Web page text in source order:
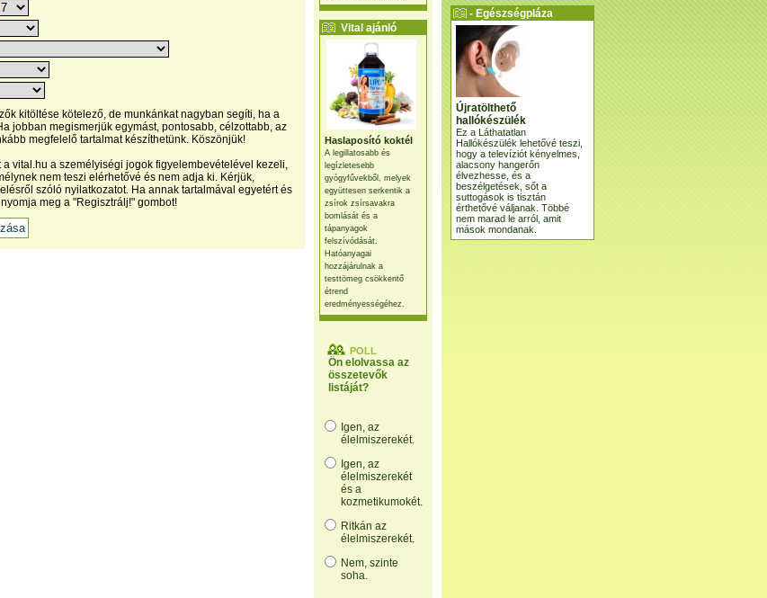
Vital ajánló
Haslaposító koktél
A legillatosabb és
legízletesebb
gyógyfűvekből, melyek
együttesen serkentik a
zsírok zsírsavakra
bomlását és a
tápanyagok
felszívódását.
Hatóanyagai
hozzájárulnak a
testtömeg csökkentő
étrend
eredményességéhez.
POLL
Ön elolvassa az
összetevők
listáját?
Igen, az
élelmiszerekét.
Igen, az
élelmiszerekét
és a
kozmetikumokét.
Ritkán az
élelmiszerekét.
Nem, szinte
soha.
kitöltése kötelező, de munkánkat nagyban segíti, ha a
jobban megismerjük egymást, pontosabb, célzottabb, az
megfelelő tartalmat készíthetünk. Köszönjük!
a vital.hu a személyiségi jogok figyelembevételével kezeli,
nem teszi elérhetővé és nem adja ki. Kérjük,
szóló nyilatkozatot. Ha annak tartalmával egyetért és
meg a "Regisztrálj!" gombot!
- Egészségpláza
ajánlatunk -
Újratölthető
hallókészülék
Ez a Láthatatlan
Hallókészülék lehetővé teszi,
hogy a televíziót kényelmes,
alacsony hangerőn
élvezhesse, és a
beszélgetések, sőt a
suttogások is tisztán
érthetővé váljanak. Többé
nem marad le arról, amit
mások mondanak.